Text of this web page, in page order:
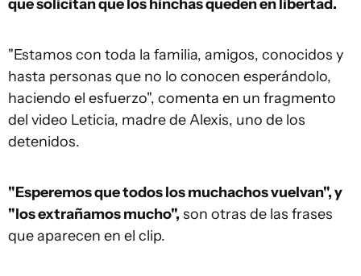
que solicitan que los hinchas queden en libertad.
"Estamos con toda la familia, amigos, conocidos y
hasta personas que no lo conocen esperándolo,
haciendo el esfuerzo", comenta en un fragmento
del video Leticia, madre de Alexis, uno de los
detenidos.
"Esperemos que todos los muchachos vuelvan", y
"los extrañamos mucho", son otras de las frases
que aparecen en el clip.